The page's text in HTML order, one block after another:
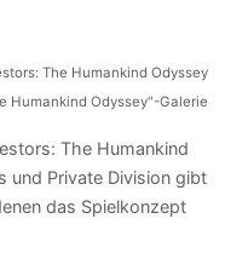
Humankind Odyssey"-Galerie
The Humankind
und Private Division gibt
das Spielkonzept